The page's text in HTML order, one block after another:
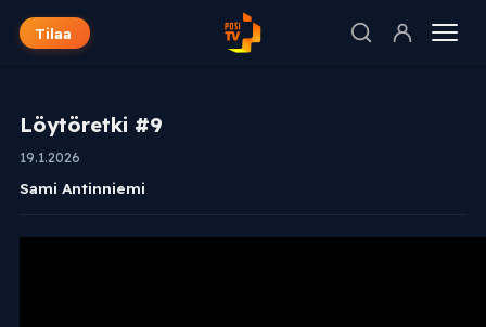
Tilaa
Löytöretki #9
19.1.2026
Sami Antinniemi